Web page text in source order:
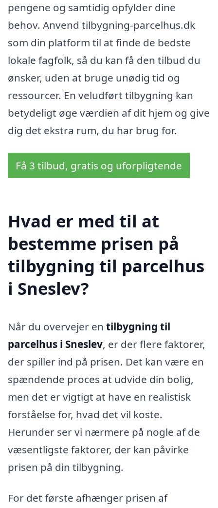
pengene og samtidig opfylder dine
behov. Anvend tilbygning-parcelhus.dk
som din platform til at finde de bedste
lokale fagfolk, så du kan få den tilbud du
ønsker, uden at bruge unødig tid og
ressourcer. En veludført tilbygning kan
betydeligt øge værdien af dit hjem og give
dig det ekstra rum, du har brug for.
Få 3 tilbud, gratis og uforpligtende
Hvad er med til at
bestemme prisen på
tilbygning til parcelhus
i Sneslev?
Når du overvejer en tilbygning til
parcelhus i Sneslev, er der flere faktorer,
der spiller ind på prisen. Det kan være en
spændende proces at udvide din bolig,
men det er vigtigt at have en realistisk
forståelse for, hvad det vil koste.
Herunder ser vi nærmere på nogle af de
væsentligste faktorer, der kan påvirke
prisen på din tilbygning.
For det første afhænger prisen af